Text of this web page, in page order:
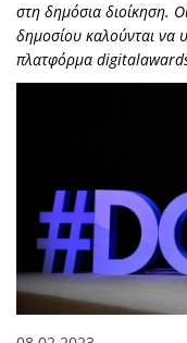
στη δημόσια διοίκηση.
δημοσίου καλούνται να
πλατφόρμα